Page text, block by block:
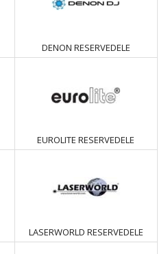
DENON RESERVEDELE
EUROLITE RESERVEDELE
LASERWORLD RESERVEDELE